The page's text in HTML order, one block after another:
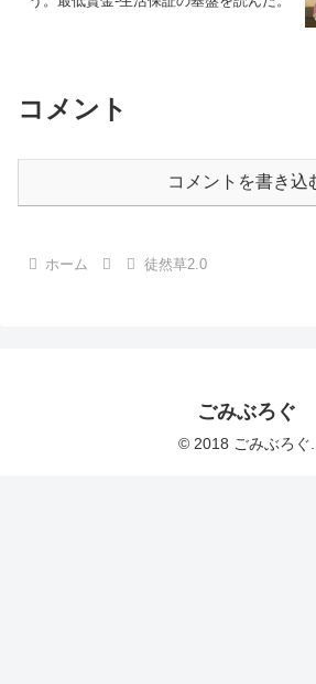
コメント
コメントを書き込
ホーム 徒然草2.0
ごみぶろぐ
© 2018 ごみぶろぐ.